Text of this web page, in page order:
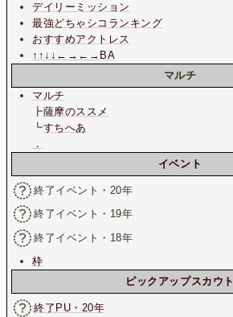
デイリーミッション
最強どちゃシコランキング
おすすめアクトレス
↑↑↓↓←→←→BA
マルチ
マルチ
┣薩摩のススメ
┗すちへあ
．
イベント
終了イベント・20年
終了イベント・19年
終了イベント・18年
枠
ピックアップスカウト
終了PU・20年